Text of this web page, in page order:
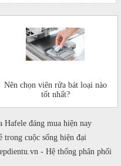
Nên chọn viên rửa bát loại nào
tốt nhất?
Hafele đáng mua hiện nay
trong cuộc sống hiện đại
- Hệ thống phân phối